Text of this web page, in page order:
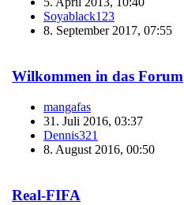
Soyablack123
8. September 2017, 07:55
Wilkommen in das Forum
mangafas
31. Juli 2016, 03:37
Dennis321
8. August 2016, 00:50
Real-FIFA